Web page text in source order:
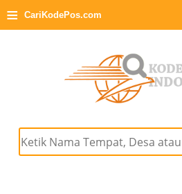
≡ CariKodePos.com